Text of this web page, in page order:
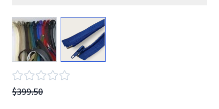
View larger imageView larger image
$399.50